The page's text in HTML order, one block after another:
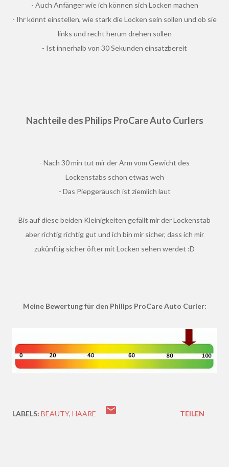
- Auch Anfänger wie ich können sich Locken machen
- Ihr könnt einstellen, wie stark die Locken sein sollen und ob sie
links und recht herum drehen sollen
- Ist innerhalb von 30 Sekunden einsatzbereit
Nachteiledes Philips ProCare Auto Curlers
- Nach 30 min tut mir der Arm vom Gewicht des
Lockenstabs schon etwas weh
- Das Piepgeräusch ist ziemlich laut
Bis auf diese beiden Kleinigkeiten gefällt mir der Lockenstab
aber richtig richtig gut und ich bin mir sicher, dass ich mir
zukünftig sicher öfter mit Locken sehen werdet :D
Meine Bewertung für den Philips ProCare Auto Curler:
LABELS: BEAUTY HAARE TEILEN